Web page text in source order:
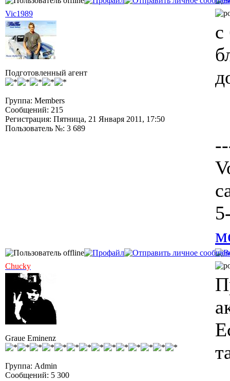
Vic1989
Подготовленный агент
Группа: Members
Сообщений: 215
Регистрация: Пятница, 21 Января 2011, 17:50
Пользователь №: 3 689
Chucky
Graue Eminenz
Группа: Admin
Сообщений: 5 300